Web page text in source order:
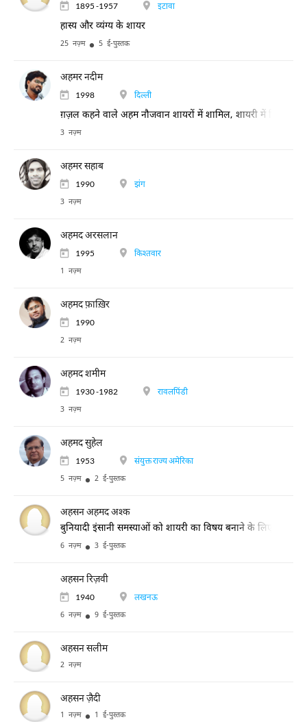
1895 -1957 इटावा
हास्य और व्यंग्य के शायर
25 नज़्म 5 ई-पुस्तक
अहमर नदीम
1998 दिल्ली
ग़ज़ल कहने वाले अहम नौजवान शायरों में शामिल, शायरी में रिवायतों
3 नज़्म
अहमर सहाब
1990 झंग
3 नज़्म
अहमद अरसलान
1995 किश्तवार
1 नज़्म
अहमद फ़ाख़िर
1990
2 नज़्म
अहमद शमीम
1930 -1982 रावलपिंडी
3 नज़्म
अहमद सुहेल
1953 संयुक्त राज्य अमेरिका
5 नज़्म 2 ई-पुस्तक
अहसन अहमद अश्क
बुनियादी इंसानी समस्याओं को शायरी का विषय बनाने के लिए जाने
6 नज़्म 3 ई-पुस्तक
अहसन रिज़वी
1940 लखनऊ
6 नज़्म 9 ई-पुस्तक
अहसन सलीम
2 नज़्म
अहसन ज़ैदी
1 नज़्म 1 ई-पुस्तक